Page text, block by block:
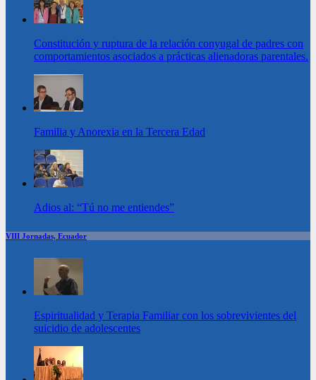
Constitución y ruptura de la relación conyugal de padres con
comportamientos asociados a prácticas alienadoras parentales.
Familia y Anorexia en la Tercera Edad
Adios al: “Tú no me entiendes”
VIII Jornadas, Ecuador
Espiritualidad y Terapia Familiar con los sobrevivientes del
suicidio de adolescentes